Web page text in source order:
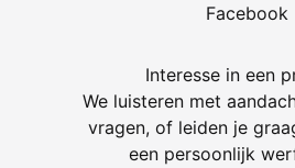
Facebook
Interesse in een
We luisteren met
vragen, of leiden je
een persoonlijk